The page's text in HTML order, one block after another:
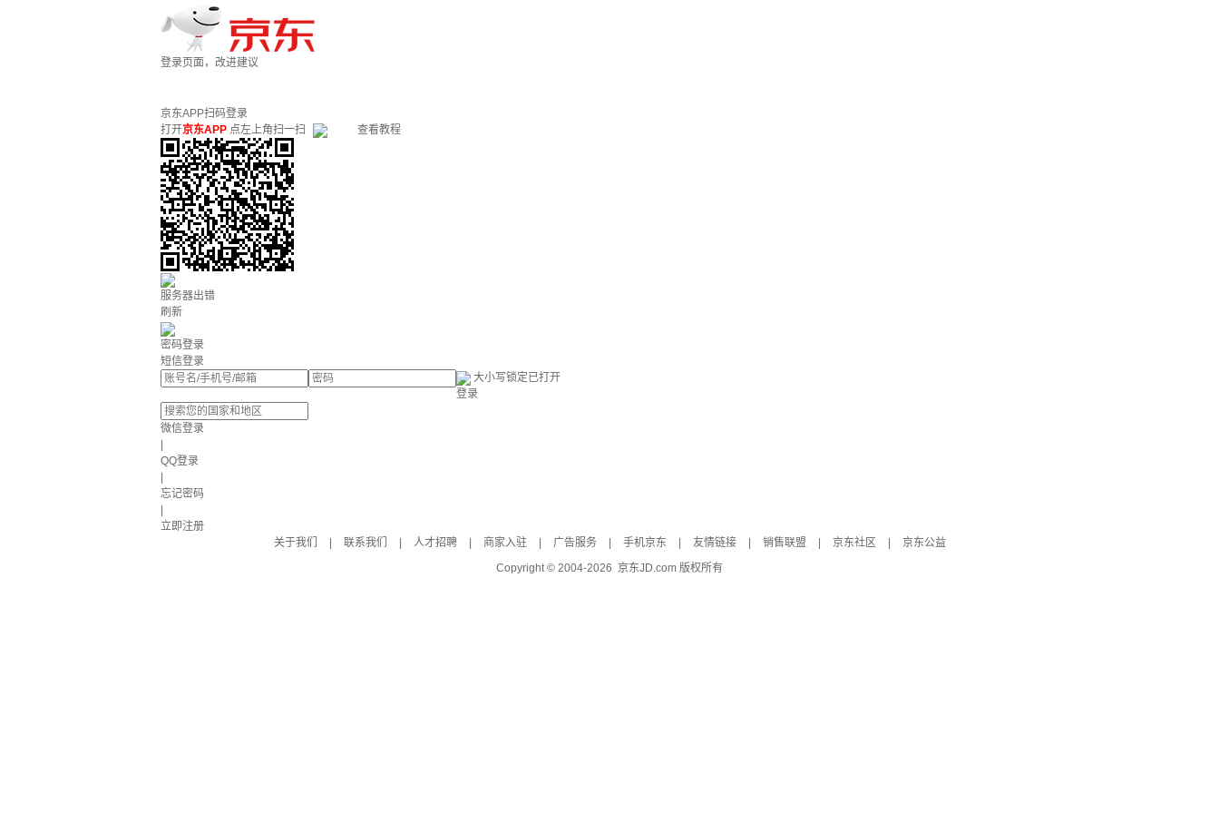
登录页面，改进建议
京东APP扫码登录
打开京东APP 点左上角扫一扫 查看教程
服务器出错
刷新
密码登录
短信登录
大小写锁定已打开
登录
微信登录
QQ登录
忘记密码
立即注册
关于我们
联系我们 人才招聘 商家入驻 广告服务 手机京东 友情链接 销售联盟 京东社区
京东公益
Copyright © 2004-2026 京东JD.com 版权所有